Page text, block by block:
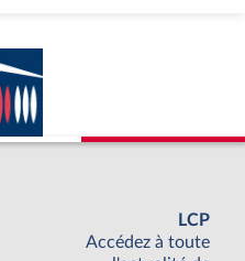
LCP
Accédez à toute